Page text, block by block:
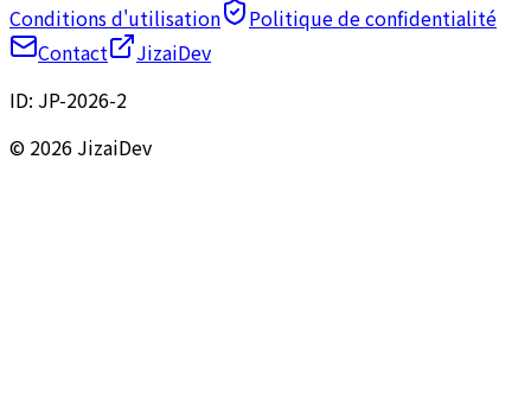
Conditions d'utilisation
Politique de confidentialité
Contact
JizaiDev
ID: JP-2026-2
© 2026 JizaiDev